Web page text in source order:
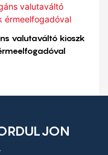
étterem kioszk1
valutaváltó kioszk